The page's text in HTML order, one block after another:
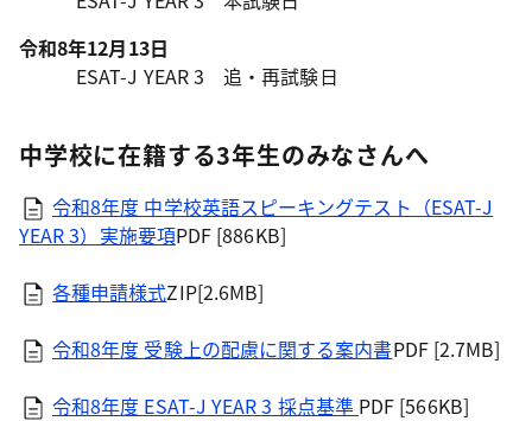
令和8年12月13日
ESAT-J YEAR 3 追・再試験日
中学校に在籍する3年生のみなさんへ
令和8年度 中学校英語スピーキングテスト（ESAT-J
YEAR 3）実施要項PDF [886KB]
各種申請様式ZIP[2.6MB]
令和8年度 受験上の配慮に関する案内書PDF [2.7MB]
令和8年度 ESAT-J YEAR 3 採点基準 PDF [566KB]